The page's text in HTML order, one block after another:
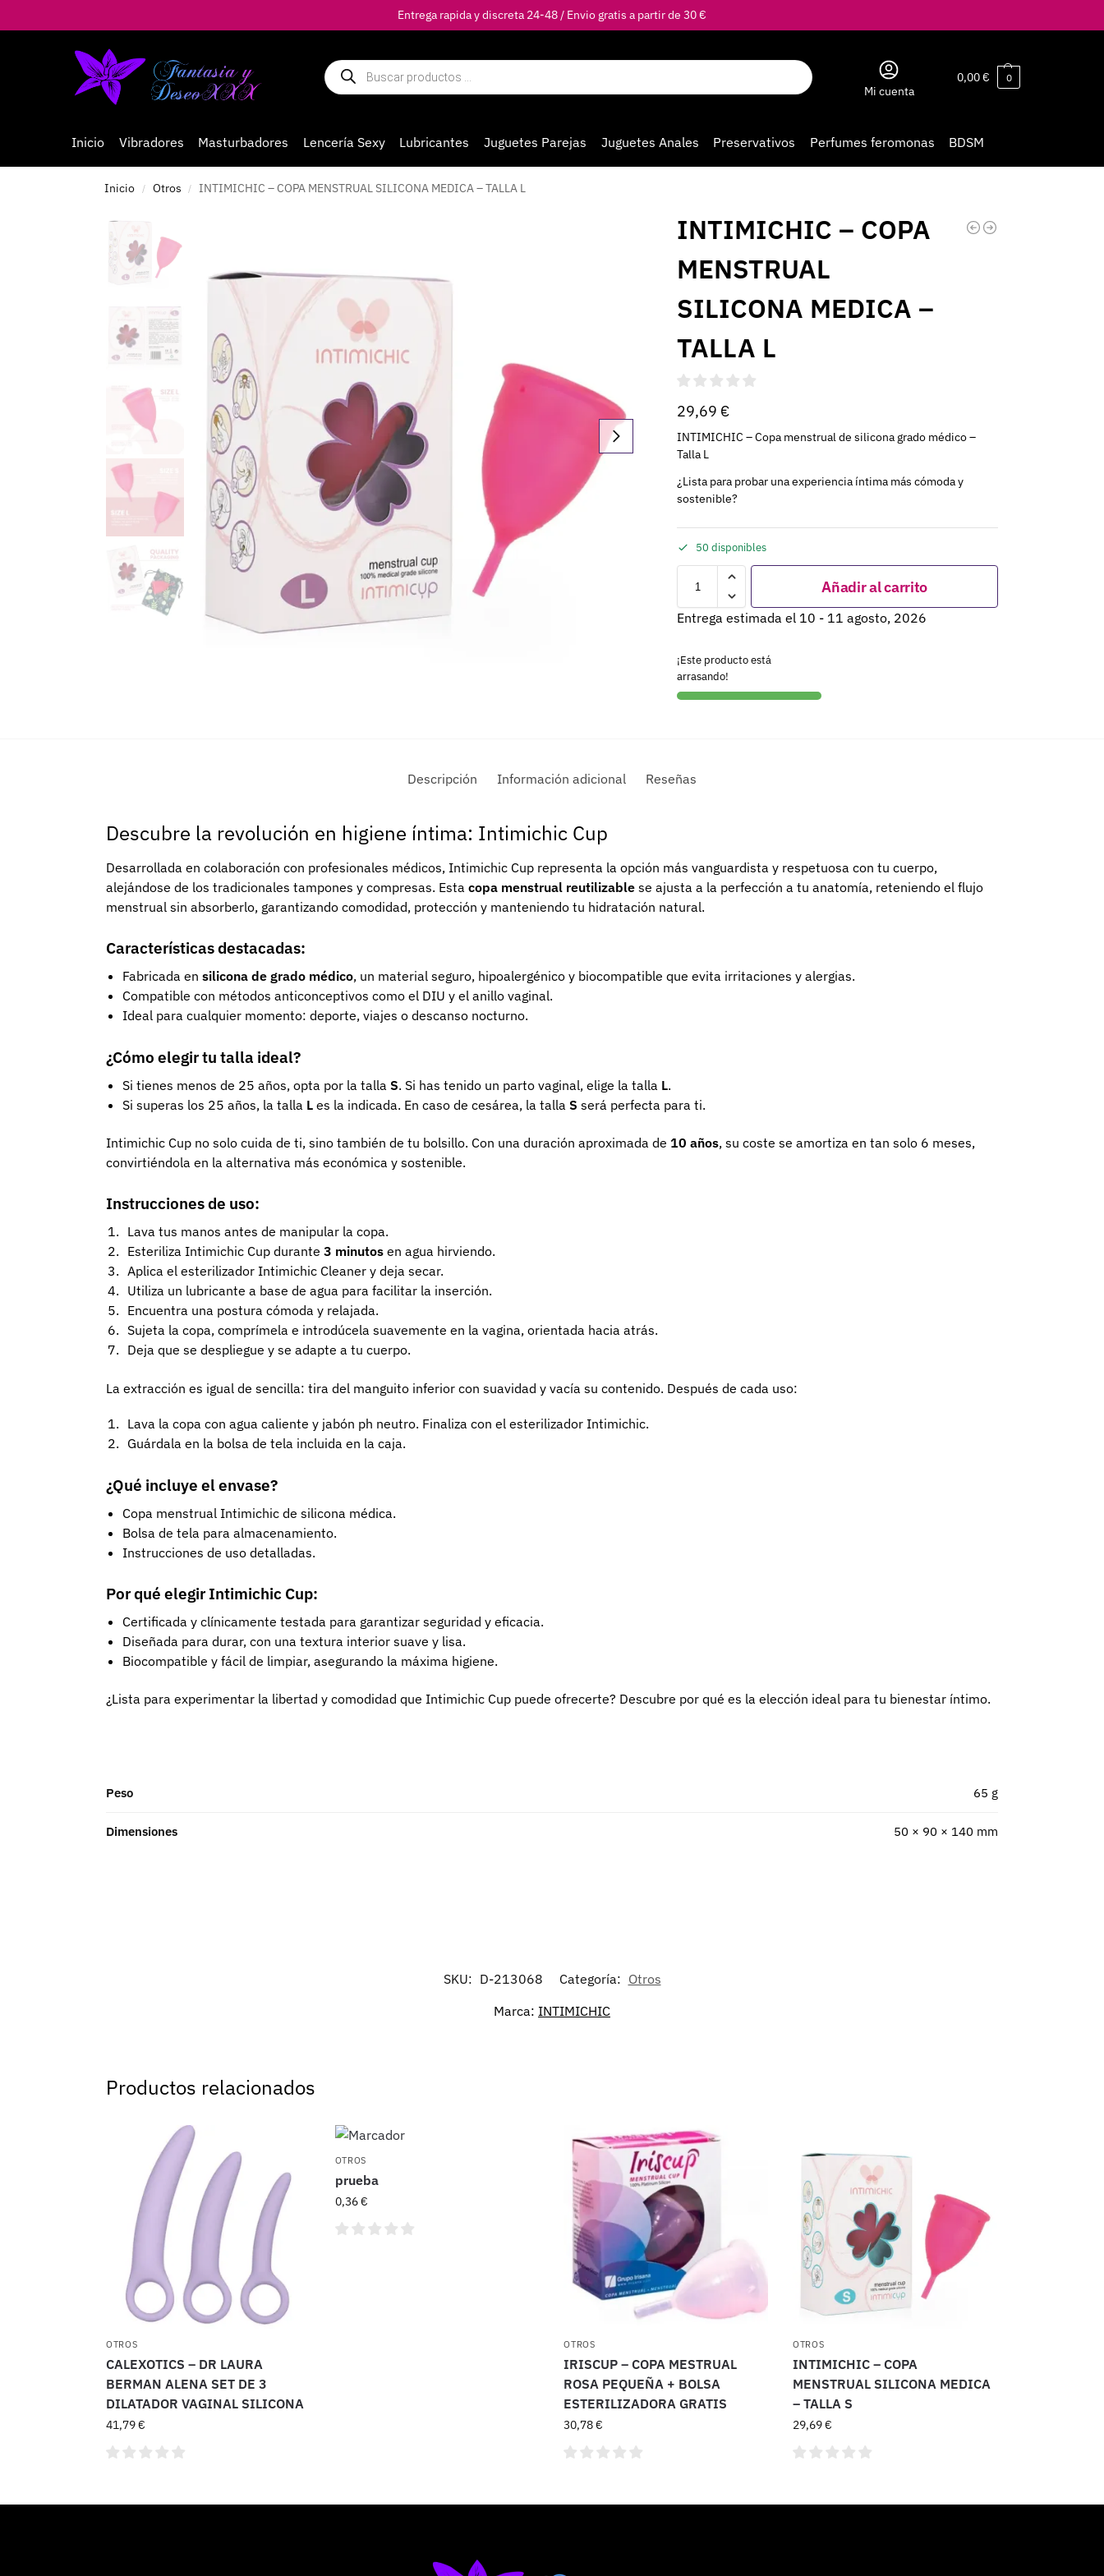
Entrega rapida y discreta 24-48 / Envio gratis a partir de 30 €
Mi cuenta
0,00€ 0
Inicio Vibradores Masturbadores Lencería Sexy Lubricantes Juguetes Parejas Juguetes Anales Preservativos Perfumes feromonas BDSM
Inicio / Otros / INTIMICHIC – COPA MENSTRUAL SILICONA MEDICA – TALLA L
INTIMICHIC – COPA
MENSTRUAL
SILICONA MEDICA –
TALLA L
29,69 €
INTIMICHIC – Copa menstrual de silicona grado médico –
Talla L
¿Lista para probar una experiencia íntima más cómoda y
sostenible?
50 disponibles
Añadir al carrito
Entrega estimada el 10 - 11 agosto, 2026
¡Este producto está
arrasando!
Descripción Información adicional Reseñas
Descubre la revolución en higiene íntima: Intimichic Cup
Desarrollada en colaboración con profesionales médicos, Intimichic Cup representa la opción más vanguardista y respetuosa con tu cuerpo,
alejándose de los tradicionales tampones y compresas. Esta copa menstrual reutilizablese ajusta a la perfección a tu anatomía, reteniendo el flujo
menstrual sin absorberlo, garantizando comodidad, protección y manteniendo tu hidratación natural.
Características destacadas:
Fabricada en silicona de grado médico, un material seguro, hipoalergénico y biocompatible que evita irritaciones y alergias.
Compatible con métodos anticonceptivos como el DIU y el anillo vaginal.
Ideal para cualquier momento: deporte, viajes o descanso nocturno.
¿Cómo elegir tu talla ideal?
Si tienes menos de 25 años, opta por la talla S. Si has tenido un parto vaginal, elige la talla L.
Si superas los 25 años, la talla Les la indicada. En caso de cesárea, la talla S será perfecta para ti.
Intimichic Cup no solo cuida de ti, sino también de tu bolsillo. Con una duración aproximada de 10 años, su coste se amortiza en tan solo 6 meses,
convirtiéndola en la alternativa más económica y sostenible.
Instrucciones de uso:
Lava tus manos antes de manipular la copa.
Esteriliza Intimichic Cup durante 3 minutosen agua hirviendo.
Aplica el esterilizador Intimichic Cleaner y deja secar.
Utiliza un lubricante a base de agua para facilitar la inserción.
Encuentra una postura cómoda y relajada.
Sujeta la copa, comprímela e introdúcela suavemente en la vagina, orientada hacia atrás.
Deja que se despliegue y se adapte a tu cuerpo.
La extracción es igual de sencilla: tira del manguito inferior con suavidad y vacía su contenido. Después de cada uso:
Lava la copa con agua caliente y jabón ph neutro. Finaliza con el esterilizador Intimichic.
Guárdala en la bolsa de tela incluida en la caja.
¿Qué incluye el envase?
Copa menstrual Intimichic de silicona médica.
Bolsa de tela para almacenamiento.
Instrucciones de uso detalladas.
Por qué elegir Intimichic Cup:
Certificada y clínicamente testada para garantizar seguridad y eficacia.
Diseñada para durar, con una textura interior suave y lisa.
Biocompatible y fácil de limpiar, asegurando la máxima higiene.
¿Lista para experimentar la libertad y comodidad que Intimichic Cup puede ofrecerte? Descubre por qué es la elección ideal para tu bienestar íntimo.
Peso 65 g
Dimensiones 50 × 90 × 140 mm
SKU: D-213068 Categoría: Otros
Marca: INTIMICHIC
Productos relacionados
OTROS
CALEXOTICS – DR LAURA
BERMAN ALENA SET DE 3
DILATADOR VAGINAL SILICONA
41,79€
OTROS
prueba
0,36€
OTROS
IRISCUP – COPA MESTRUAL
ROSA PEQUEÑA + BOLSA
ESTERILIZADORA GRATIS
30,78€
OTROS
INTIMICHIC – COPA
MENSTRUAL SILICONA MEDICA
– TALLA S
29,69€